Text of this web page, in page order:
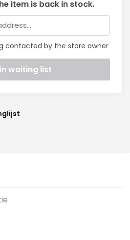
item is back in stock.
contacted by the store owner